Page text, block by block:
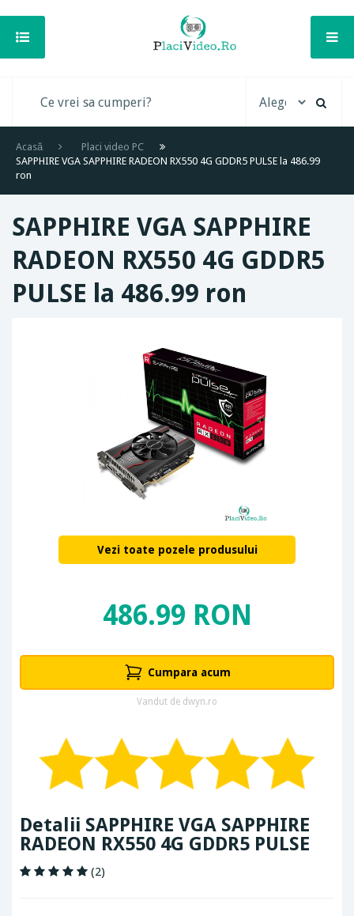
Acasă
Placi video PC
SAPPHIRE VGA SAPPHIRE RADEON RX550 4G GDDR5 PULSE la 486.99
ron
SAPPHIRE VGA SAPPHIRE
RADEON RX550 4G GDDR5
PULSE la 486.99 ron
Vezi toate pozele produsului
486.99 RON
Cumpara acum
Vandut de dwyn.ro
Detalii SAPPHIRE VGA SAPPHIRE
RADEON RX550 4G GDDR5 PULSE
(2)